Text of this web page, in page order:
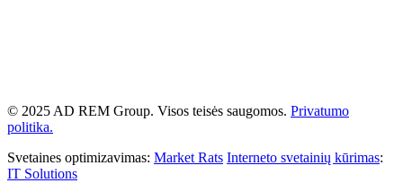
© 2025 AD REM Group. Visos teisės saugomos. Privatumo
politika.
Svetaines optimizavimas: Market Rats Interneto svetainių kūrimas:
IT Solutions